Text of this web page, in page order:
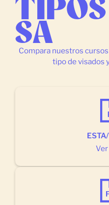
TIPOS
SA
Compara nuestros
tipo de visados